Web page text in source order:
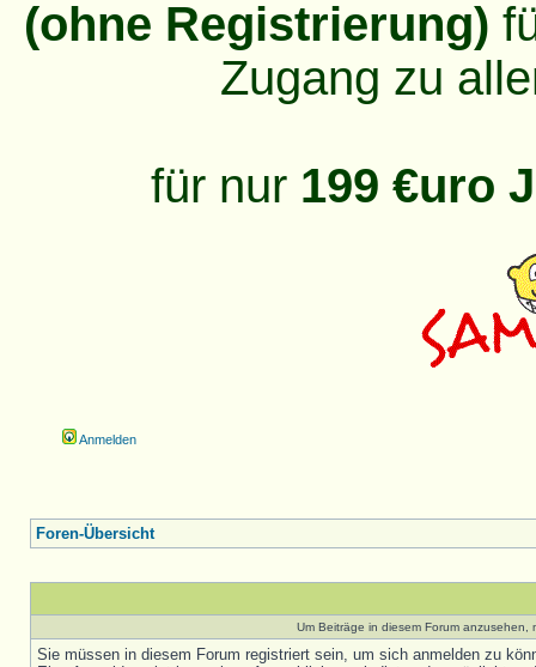
(ohne Registrierung)
Zugang zu
für nur 199 €uro
Anmelden
Foren-Übersicht
Um Beiträge in diesem Forum
Sie müssen in diesem Forum registriert sein, um sich anmelden zu